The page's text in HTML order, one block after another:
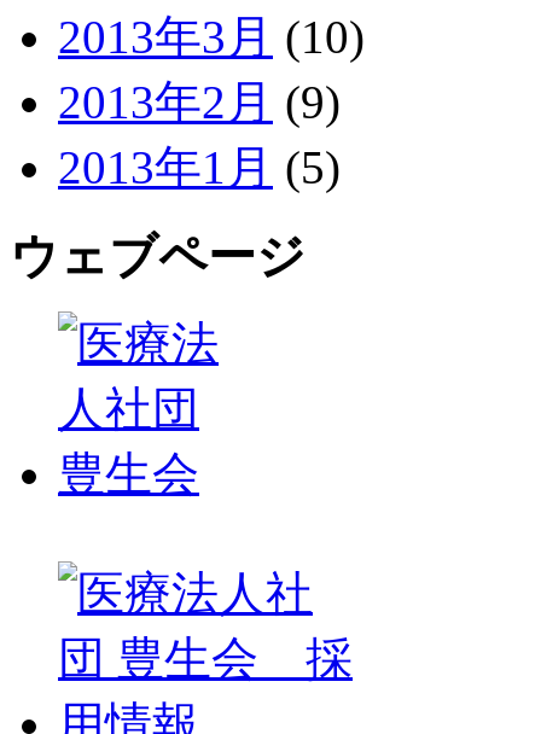
2013年3月 (10)
2013年2月 (9)
2013年1月 (5)
ウェブページ